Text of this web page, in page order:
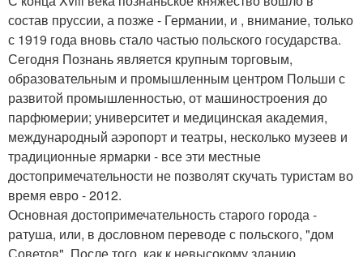
состав пруссии, а позже - Германии, и , внимание, только
с 1919 года вновь стало частью польского государства.
Сегодня Познань является крупным торговым,
образовательным и промышленным центром Польши с
развитой промышленностью, от машиностроения до
парфюмерии; университет и медицинская академия,
международный аэропорт и театры, несколько музеев и
традиционные ярмарки - все эти местные
достопримечательности не позволят скучать туристам во
время евро - 2012.
Основная достопримечательность старого города -
ратуша, или, в дословном переводе с польского, "дом
Советов". После того, как к невысокому зданию